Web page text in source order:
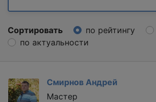
Сортировать по рейтингу
по актуальности
Смирнов Андрей
Мастер